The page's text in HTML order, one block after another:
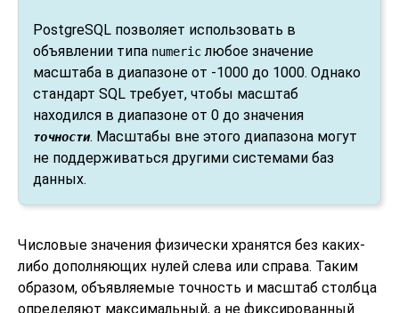
PostgreSQL позволяет использовать в
объявлении типа numeric любое значение
масштаба в диапазоне от -1000 до 1000. Однако
стандарт SQL требует, чтобы масштаб
находился в диапазоне от 0 до значения
точности. Масштабы вне этого диапазона могут
не поддерживаться другими системами баз
данных.
Числовые значения физически хранятся без каких-
либо дополняющих нулей слева или справа. Таким
образом, объявляемые точность и масштаб столбца
определяют максимальный, а не фиксированный